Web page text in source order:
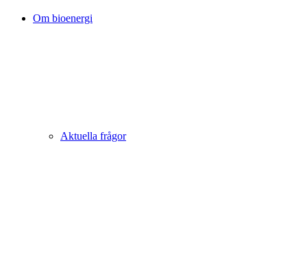
Om bioenergi
Aktuella frågor